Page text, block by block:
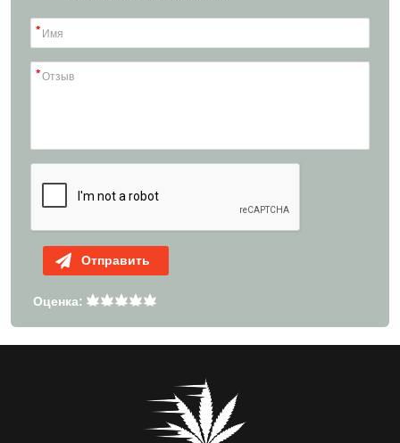
Отправить
Оценка: